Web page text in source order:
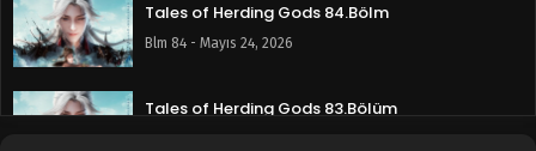
Tales of Herding Gods 84.Bölm
Blm 84 - Mayıs 24, 2026
Tales of Herding Gods 83.Bölüm